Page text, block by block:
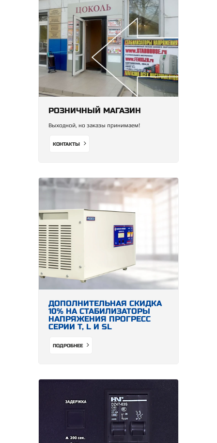
РОЗНИЧНЫЙ МАГАЗИН
Выходной, но заказы принимаем!
КОНТАКТЫ
ДОПОЛНИТЕЛЬНАЯ СКИДКА
10% НА СТАБИЛИЗАТОРЫ
НАПРЯЖЕНИЯ ПРОГРЕСС
СЕРИИ Т, L И SL
ПОДРОБНЕЕ